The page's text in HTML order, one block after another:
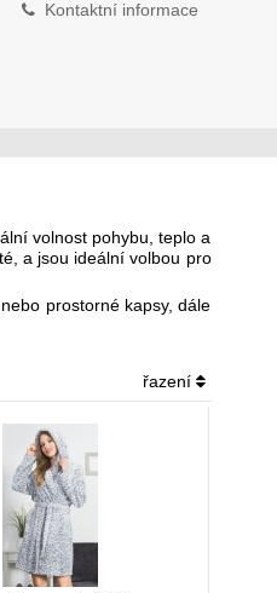
volnost pohybu, teplo a
a jsou ideální volbou pro
prostorné kapsy, dále
řazení
Kontaktní informace